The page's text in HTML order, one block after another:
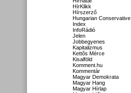
HírKlikk
Hírszerző
Hungarian Conservative
Index
InfoRádió
Jelen
Jobbegyenes
Kapitalizmus
Kettős Mérce
Kisalföld
Komment.hu
Kommentár
Magyar Demokrata
Magyar Hang
Magyar Hírlap